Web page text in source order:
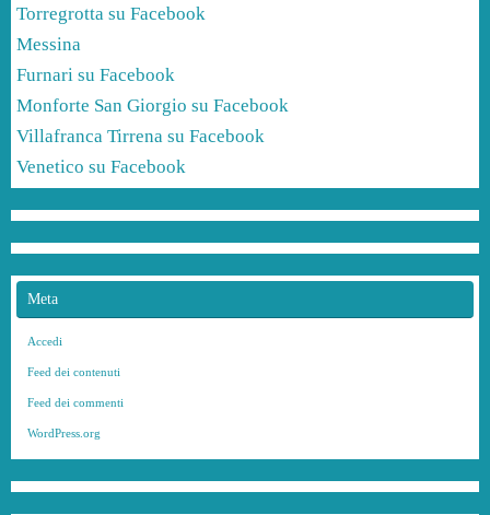
Torregrotta su Facebook
Messina
Furnari su Facebook
Monforte San Giorgio su Facebook
Villafranca Tirrena su Facebook
Venetico su Facebook
Meta
Accedi
Feed dei contenuti
Feed dei commenti
WordPress.org